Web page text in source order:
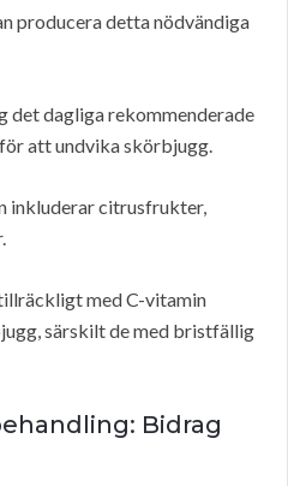
producera detta nödvändiga
det dagliga rekommenderade
att undvika skörbjugg.
inkluderar citrusfrukter,
med C-vitamin
särskilt de med bristfällig
Bidrag